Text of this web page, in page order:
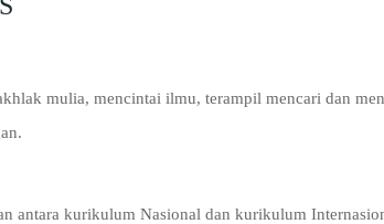
mulia, mencintai ilmu, terampil mencari dan
antara kurikulum Nasional dan kurikulum